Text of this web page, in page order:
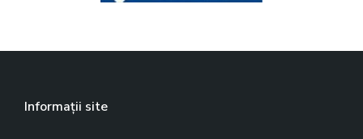
Informații site